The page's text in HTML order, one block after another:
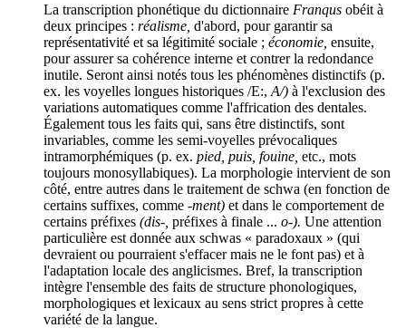
La transcription phonétique du dictionnaire Franqus obéit à
deux principes : réalisme, d'abord, pour garantir sa
représentativité et sa légitimité sociale ; économie, ensuite,
pour assurer sa cohérence interne et contrer la redondance
inutile. Seront ainsi notés tous les phénomènes distinctifs (p.
ex. les voyelles longues historiques /E:, A/) à l'exclusion des
variations automatiques comme l'affrication des dentales.
Également tous les faits qui, sans être distinctifs, sont
invariables, comme les semi-voyelles prévocaliques
intramorphémiques (p. ex. pied, puis, fouine, etc., mots
toujours monosyllabiques). La morphologie intervient de son
côté, entre autres dans le traitement de schwa (en fonction de
certains suffixes, comme -ment) et dans le comportement de
certains préfixes (dis-, préfixes à finale ... o-). Une attention
particulière est donnée aux schwas « paradoxaux » (qui
devraient ou pourraient s'effacer mais ne le font pas) et à
l'adaptation locale des anglicismes. Bref, la transcription
intègre l'ensemble des faits de structure phonologiques,
morphologiques et lexicaux au sens strict propres à cette
variété de la langue.